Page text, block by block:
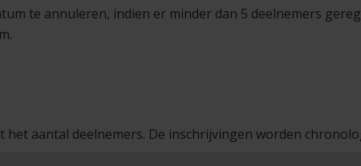
te annuleren, indien er minder dan 5 deelnemers
aantal deelnemers. De inschrijvingen worden